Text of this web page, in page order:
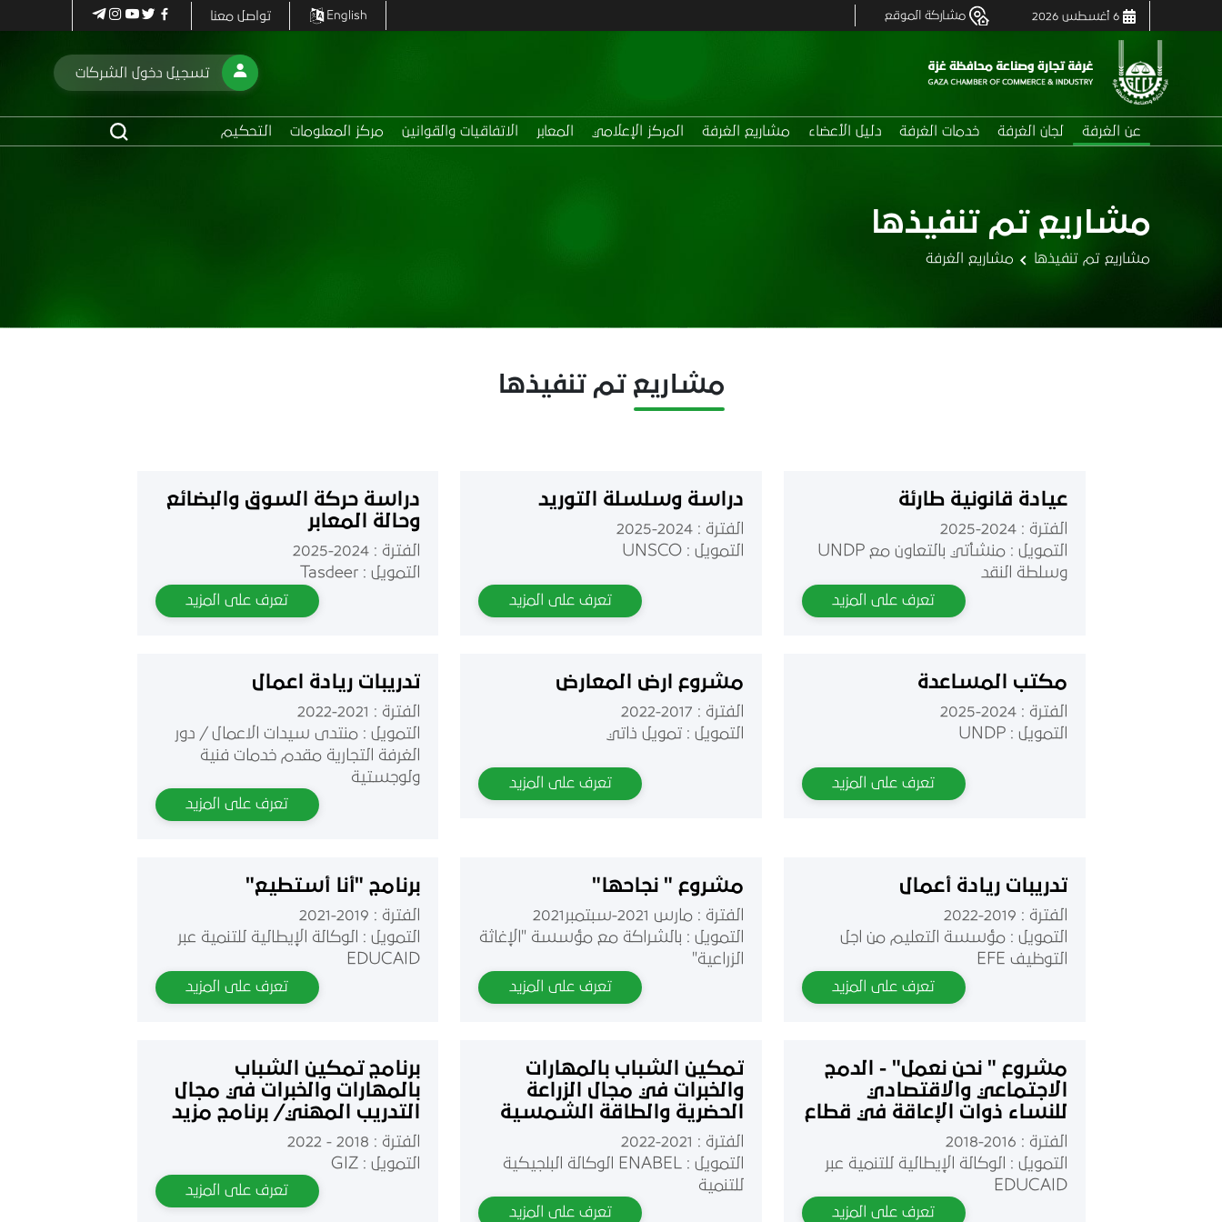
6 أغسطس 2026 مشاركة الموقع English تواصل معنا
تسجيل دخول الشركات
عن الغرفة لجان الغرفة خدمات الغرفة دليل الأعضاء مشاريع الغرفة المركز الإعلامي المعابر الاتفاقيات والقوانين مركز المعلومات التحكيم
مشاريع تم تنفيذها
مشاريع تم تنفيذها مشاريع الغرفة
مشاريع تم تنفيذها
عيادة قانونية طارئة
الفترة : 2024-2025
التمويل : منشأتي بالتعاون مع UNDP
وسلطة النقد
تعرف على المزيد
دراسة وسلسلة التوريد
الفترة : 2024-2025
التمويل : UNSCO
تعرف على المزيد
دراسة حركة السوق والبضائع
وحالة المعابر
الفترة : 2024-2025
التمويل : Tasdeer
تعرف على المزيد
مكتب المساعدة
الفترة : 2024-2025
التمويل : UNDP
تعرف على المزيد
مشروع ارض المعارض
الفترة : 2017-2022
التمويل : تمويل ذاتي
تعرف على المزيد
تدريبات ريادة اعمال
الفترة : 2021-2022
التمويل : منتدى سيدات الاعمال / دور
الغرفة التجارية مقدم خدمات فنية
ولوجستية
تعرف على المزيد
تدريبات ريادة أعمال
الفترة : 2019-2022
التمويل : مؤسسة التعليم من اجل
التوظيف EFE
تعرف على المزيد
مشروع " نجاحها"
الفترة : مارس 2021-سبتمبر2021
التمويل : بالشراكة مع مؤسسة "الإغاثة
الزراعية"
تعرف على المزيد
برنامج "أنا أستطيع"
الفترة : 2019-2021
التمويل : الوكالة الإيطالية للتنمية عبر
EDUCAID
تعرف على المزيد
مشروع " نحن نعمل" - الدمج
الاجتماعي والاقتصادي
للنساء ذوات الإعاقة في قطاع
غزة
الفترة : 2016-2018
التمويل : الوكالة الإيطالية للتنمية عبر
EDUCAID
تعرف على المزيد
تمكين الشباب بالمهارات
والخبرات في مجال الزراعة
الحضرية والطاقة الشمسية
الفترة : 2021-2022
التمويل : ENABEL الوكالة البلجيكية
للتنمية
تعرف على المزيد
برنامج تمكين الشباب
بالمهارات والخبرات في مجال
التدريب المهني/ برنامج مزيد
من فرص العمل
الفترة : 2018 - 2022
التمويل : GIZ
تعرف على المزيد